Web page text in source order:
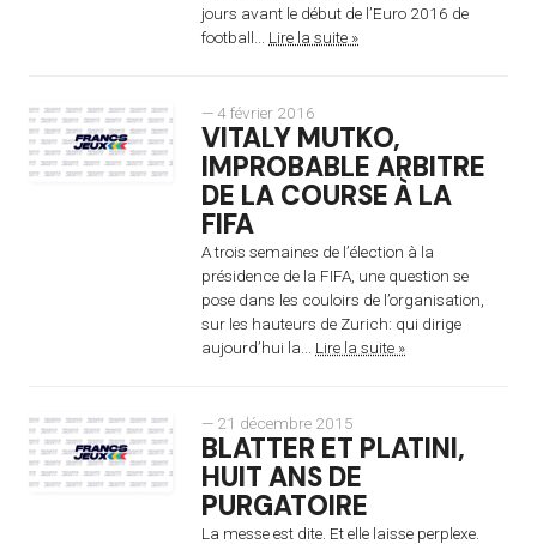
jours avant le début de l’Euro 2016 de
football... Lire la suite »
— 4 février 2016
VITALY MUTKO,
IMPROBABLE ARBITRE
DE LA COURSE À LA
FIFA
A trois semaines de l’élection à la
présidence de la FIFA, une question se
pose dans les couloirs de l’organisation,
sur les hauteurs de Zurich: qui dirige
aujourd’hui la... Lire la suite »
— 21 décembre 2015
BLATTER ET PLATINI,
HUIT ANS DE
PURGATOIRE
La messe est dite. Et elle laisse perplexe.